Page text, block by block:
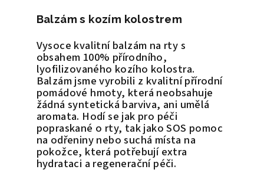
Balzám s kozím kolostrem
Vysoce kvalitní balzám na rty s
obsahem 100% přírodního,
lyofilizovaného kozího kolostra.
Balzám jsme vyrobili z kvalitní přírodní
pomádové hmoty, která neobsahuje
žádná syntetická barviva, ani umělá
aromata. Hodí se jak pro péči
popraskané o rty, tak jako SOS pomoc
na odřeniny nebo suchá místa na
pokožce, která potřebují extra
hydrataci a regenerační péči.